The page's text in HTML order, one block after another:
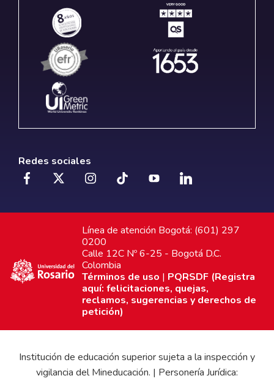
Redes sociales
Línea de atención Bogotá: (601) 297
0200
Calle 12C Nº 6-25 - Bogotá D.C.
Colombia
Términos de uso | PQRSDF (Registra
aquí: felicitaciones, quejas,
reclamos, sugerencias y derechos de
petición)
Institución de educación superior sujeta a la inspección y
vigilancia del Mineducación. | Personería Jurídica: